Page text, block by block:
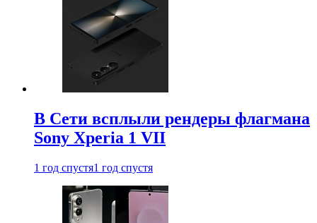
В Сети всплыли рендеры флагмана
Sony Xperia 1 VII
1 год спустя1 год спустя